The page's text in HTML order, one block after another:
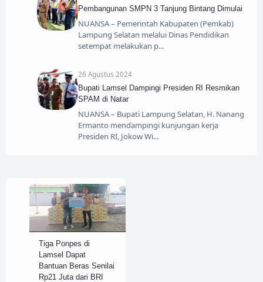
Pembangunan SMPN 3 Tanjung Bintang Dimulai
NUANSA – Pemerintah Kabupaten (Pemkab)
Lampung Selatan melalui Dinas Pendidikan
setempat melakukan p
26 Agustus 2024
Bupati Lamsel Dampingi Presiden RI Resmikan
SPAM di Natar
NUANSA – Bupati Lampung Selatan, H. Nanang
Ermanto mendampingi kunjungan kerja
Presiden RI, Jokow Wi
Tiga Ponpes di
Lamsel Dapat
Bantuan Beras Senilai
Rp21 Juta dari BRI